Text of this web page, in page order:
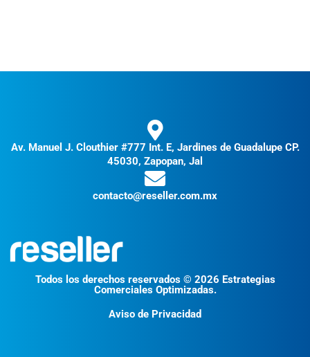
Av. Manuel J. Clouthier #777 Int. E, Jardines de Guadalupe CP.
45030, Zapopan, Jal
contacto@reseller.com.mx
Todos los derechos reservados © 2026 Estrategias
Comerciales Optimizadas.
Aviso de Privacidad